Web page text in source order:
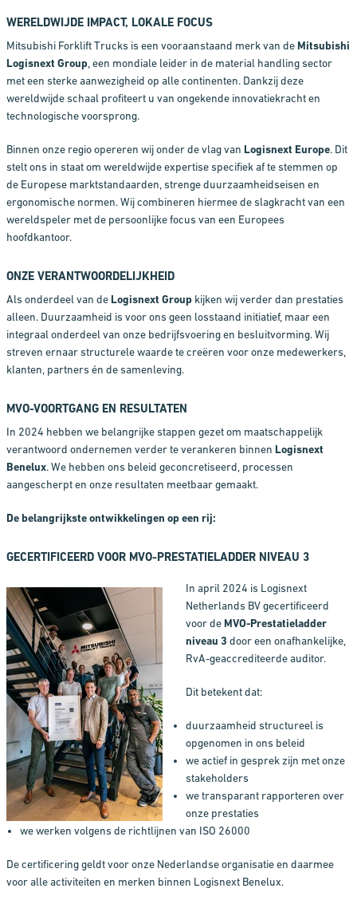
WERELDWIJDE IMPACT, LOKALE FOCUS
Mitsubishi Forklift Trucks is een vooraanstaand merk van de Mitsubishi
Logisnext Group, een mondiale leider in de material handling sector
met een sterke aanwezigheid op alle continenten. Dankzij deze
wereldwijde schaal profiteert u van ongekende innovatiekracht en
technologische voorsprong.
Binnen onze regio opereren wij onder de vlag van Logisnext Europe. Dit
stelt ons in staat om wereldwijde expertise specifiek af te stemmen op
de Europese marktstandaarden, strenge duurzaamheidseisen en
ergonomische normen. Wij combineren hiermee de slagkracht van een
wereldspeler met de persoonlijke focus van een Europees
hoofdkantoor.
ONZE VERANTWOORDELIJKHEID
Als onderdeel van de Logisnext Group kijken wij verder dan prestaties
alleen. Duurzaamheid is voor ons geen losstaand initiatief, maar een
integraal onderdeel van onze bedrijfsvoering en besluitvorming. Wij
streven ernaar structurele waarde te creëren voor onze medewerkers,
klanten, partners én de samenleving.
MVO-VOORTGANG EN RESULTATEN
In 2024 hebben we belangrijke stappen gezet om maatschappelijk
verantwoord ondernemen verder te verankeren binnen Logisnext
Benelux. We hebben ons beleid geconcretiseerd, processen
aangescherpt en onze resultaten meetbaar gemaakt.
De belangrijkste ontwikkelingen op een rij:
GECERTIFICEERD VOOR MVO-PRESTATIELADDER NIVEAU 3
In april 2024 is Logisnext
Netherlands BV gecertificeerd
voor de MVO-Prestatieladder
niveau 3 door een onafhankelijke,
RvA-geaccrediteerde auditor.
Dit betekent dat:
duurzaamheid structureel is
opgenomen in ons beleid
we actief in gesprek zijn met onze
stakeholders
we transparant rapporteren over
onze prestaties
we werken volgens de richtlijnen van ISO 26000
De certificering geldt voor onze Nederlandse organisatie en daarmee
voor alle activiteiten en merken binnen Logisnext Benelux.